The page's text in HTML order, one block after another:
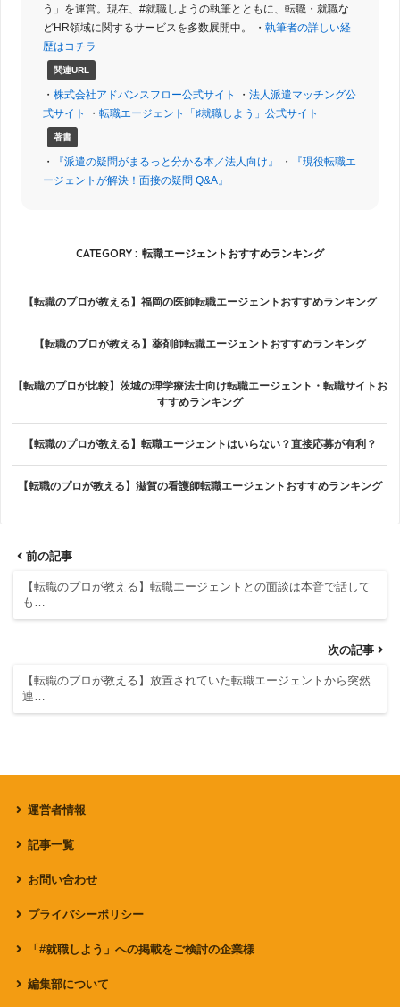
う」を運営。現在、#就職しようの執筆とともに、転職・就職な
どHR領域に関するサービスを多数展開中。 ・ 執筆者の詳しい経
歴はコチラ
関連URL
・ 株式会社アドバンスフロー公式サイト ・ 法人派遣マッチング公
式サイト
・ 転職エージェント「♯就職しよう」公式サイト
著書
・ 『派遣の疑問がまるっと分かる本／法人向け』 ・
『現役転職エ
ージェントが解決！面接の疑問 Q&A』
CATEGORY : 転職エージェントおすすめランキング
【転職のプロが教える】福岡の医師転職エージェントおすすめランキング
【転職のプロが教える】薬剤師転職エージェントおすすめランキング
【転職のプロが比較】茨城の理学療法士向け転職エージェント・転職サイトお
すすめランキング
【転職のプロが教える】転職エージェントはいらない？直接応募が有利？
【転職のプロが教える】滋賀の看護師転職エージェントおすすめランキング
前の記事
【転職のプロが教える】転職エージェントとの面談は本音で話して
も…
次の記事
【転職のプロが教える】放置されていた転職エージェントから突然
連…
運営者情報
記事一覧
お問い合わせ
プライバシーポリシー
「#就職しよう」への掲載をご検討の企業様
編集部について